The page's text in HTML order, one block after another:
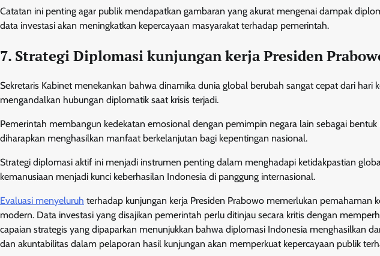
Catatan ini penting agar publik mendapatkan gambaran yang akurat mengenai dampak
data investasi akan meningkatkan kepercayaan masyarakat terhadap pemerintah.
7. Strategi Diplomasi kunjungan kerja Presiden
Sekretaris Kabinet menekankan bahwa dinamika dunia global berubah sangat cepat dari hari
mengandalkan hubungan diplomatik saat krisis terjadi.
Pemerintah membangun kedekatan emosional dengan pemimpin negara lain sebagai bentuk
diharapkan menghasilkan manfaat berkelanjutan bagi kepentingan nasional.
Strategi diplomasi aktif ini menjadi instrumen penting dalam menghadapi ketidakpastian
kemanusiaan menjadi kunci keberhasilan Indonesia di panggung internasional.
Evaluasi menyeluruh terhadap kunjungan kerja Presiden Prabowo memerlukan
modern. Data investasi yang disajikan pemerintah perlu ditinjau secara kritis dengan
capaian strategis yang dipaparkan menunjukkan bahwa diplomasi Indonesia menghasilkan
dan akuntabilitas dalam pelaporan hasil kunjungan akan memperkuat kepercayaan publik